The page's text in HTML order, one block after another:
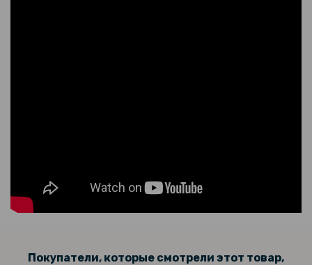
Покупатели, которые смотрели этот товар,